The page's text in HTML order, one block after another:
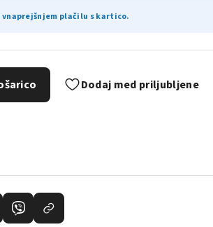
vnaprejšnjem plačilu s kartico.
Dodaj med priljubljene